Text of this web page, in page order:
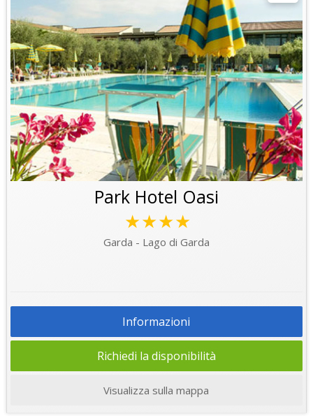
Park Hotel Oasi
★★★★
Garda - Lago di Garda
Informazioni
Richiedi la disponibilità
Visualizza sulla mappa